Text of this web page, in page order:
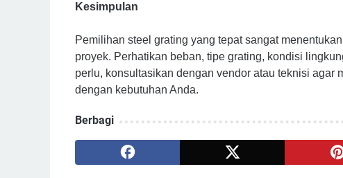
Kesimpulan
Pemilihan steel grating yang tepat sangat
proyek. Perhatikan beban, tipe grating, kondisi
perlu, konsultasikan dengan vendor atau teknisi agar
dengan kebutuhan Anda.
Berbagi